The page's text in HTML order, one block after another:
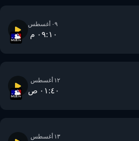
٠٩:١٠ م
٠١:٤٠ ص